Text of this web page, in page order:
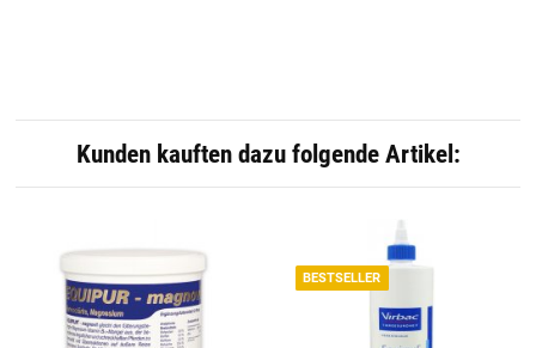
Kunden kauften dazu folgende Artikel:
BESTSELLER